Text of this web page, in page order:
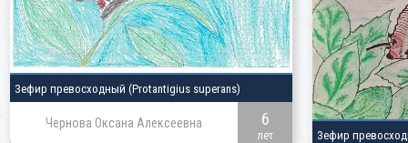
Зефир превосходный (Protantigius superans)
Чернова Оксана Алексеевна 6
лет Зефир